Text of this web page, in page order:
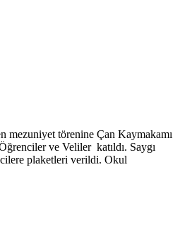
mezuniyet törenine Çan Kaymakamı
ve Veliler katıldı. Saygı
plaketleri verildi. Okul